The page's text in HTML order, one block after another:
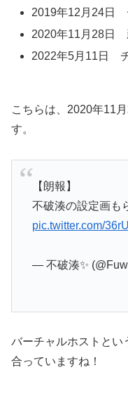
2019年12月24日
2020年11月28日
2022年5月11日
こちらは、2020年11
す。
【朗報】
不破湊の設定画も
pic.twitter.com/
— 不破湊✨
バーチャルホストとい
合っていますね！